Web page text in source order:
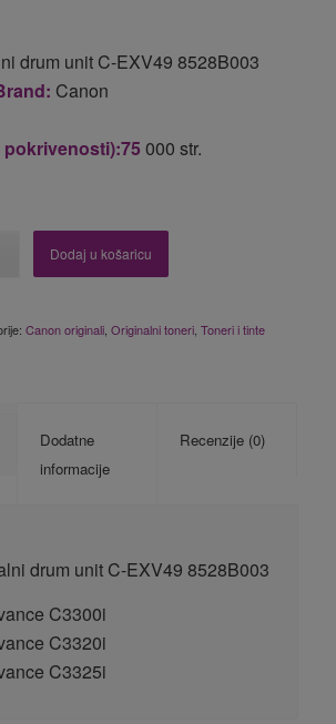
drum unit C-EXV49 8528B003
Canon
pokrivenosti):75 000 str.
Dodaj u košaricu
Canon originali, Originalni toneri, Toneri i tinte
Dodatne
informacije
Recenzije (0)
drum unit C-EXV49 8528B003
C3300i
C3320i
C3325i